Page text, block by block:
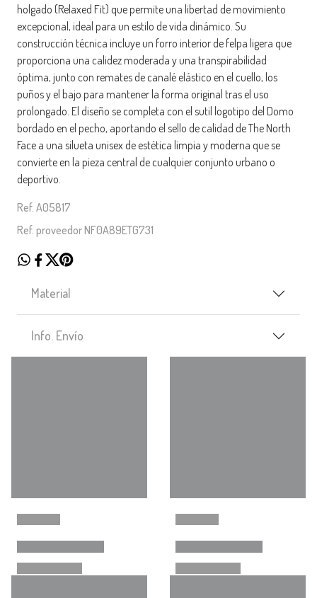
holgado (Relaxed Fit) que permite una libertad de movimiento
excepcional, ideal para un estilo de vida dinámico. Su
construcción técnica incluye un forro interior de felpa ligera que
proporciona una calidez moderada y una transpirabilidad
óptima, junto con remates de canalé elástico en el cuello, los
puños y el bajo para mantener la forma original tras el uso
prolongado. El diseño se completa con el sutil logotipo del Domo
bordado en el pecho, aportando el sello de calidad de The North
Face a una silueta unisex de estética limpia y moderna que se
convierte en la pieza central de cualquier conjunto urbano o
deportivo.
Ref. A05817
Ref. proveedor NF0A89ETG731
Material
Info. Envío